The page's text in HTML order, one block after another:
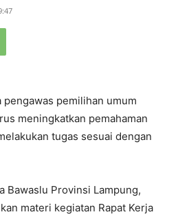
pengawas pemilihan umum
meningkatkan pemahaman
tugas sesuai dengan
Bawaslu Provinsi Lampung,
materi kegiatan Rapat Kerja